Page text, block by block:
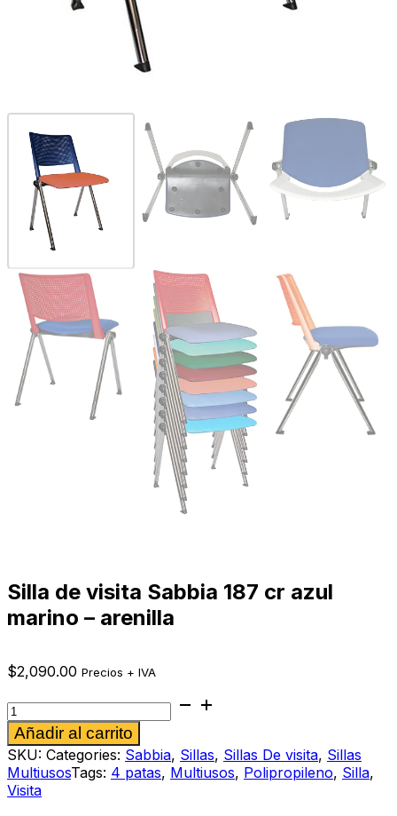
Silla de visita Sabbia 187 cr azul
marino – arenilla
$2,090.00 Precios + IVA
Silla
de
visita
Sabbia
187
cr
azul
Añadir al carrito
SKU: Categories: Sabbia, Sillas, Sillas De visita, Sillas
MultiusosTags: 4 patas, Multiusos, Polipropileno, Silla,
Visita